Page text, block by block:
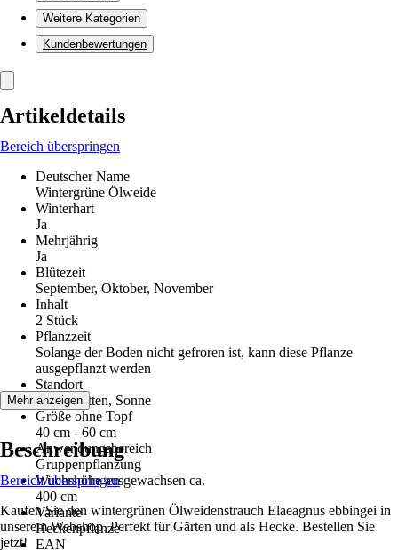
Weitere Kategorien
Kundenbewertungen
Artikeldetails
Bereich überspringen
Deutscher Name
Wintergrüne Ölweide
Winterhart
Ja
Mehrjährig
Ja
Blütezeit
September, Oktober, November
Inhalt
2 Stück
Pflanzzeit
Solange der Boden nicht gefroren ist, kann diese Pflanze
ausgepflanzt werden
Standort
Halbschatten, Sonne
Größe ohne Topf
40 cm - 60 cm
Anwendungsbereich
Gruppenpflanzung
Wuchshöhe ausgewachsen ca.
400 cm
Variante
Heckenpflanze
EAN
Mehr anzeigen
Beschreibung
Bereich überspringen
Kaufen Sie den wintergrünen Ölweidenstrauch Elaeagnus ebbingei in
unserem Webshop. Perfekt für Gärten und als Hecke. Bestellen Sie
jetzt!